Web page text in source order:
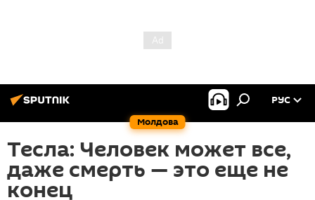
Молдова
РУС
Тесла: Человек может все,
даже смерть — это еще не
конец